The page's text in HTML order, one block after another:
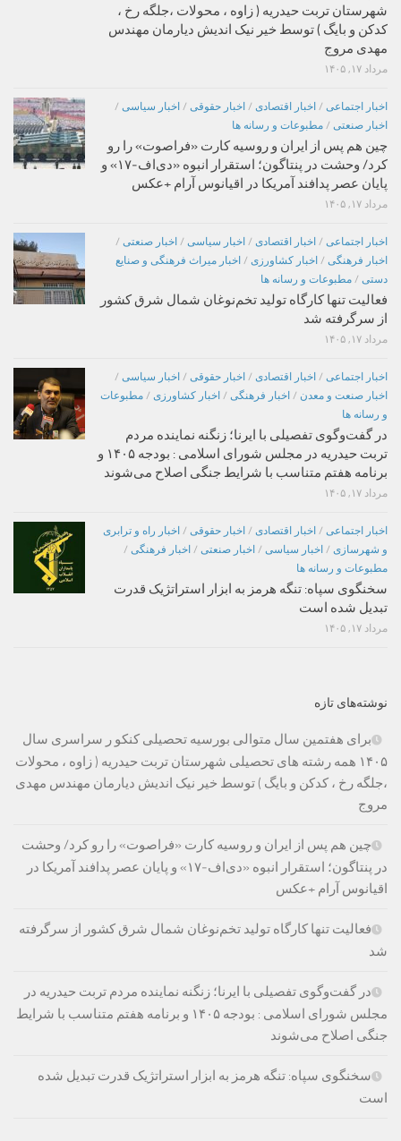
شهرستان تربت حیدریه ( زاوه ، محولات ،جلگه رخ ،
کدکن و بایگ ) توسط خیر نیک اندیش دیارمان مهندس
مهدی مروج
مرداد ۱۷, ۱۴۰۵
اخبار اجتماعی / اخبار اقتصادی / اخبار حقوقی / اخبار سیاسی /
اخبار صنعتی / مطبوعات و رسانه ها
چین هم پس از ایران و روسیه کارت «فراصوت» را رو
کرد/ وحشت در پنتاگون؛ استقرار انبوه «دی‌اف‑۱۷» و
پایان عصر پدافند آمریکا در اقیانوس آرام +عکس
مرداد ۱۷, ۱۴۰۵
اخبار اجتماعی / اخبار اقتصادی / اخبار سیاسی / اخبار صنعتی /
اخبار فرهنگی / اخبار کشاورزی / اخبار میراث فرهنگی و صنایع
دستی / مطبوعات و رسانه ها
فعالیت تنها کارگاه تولید تخم‌نوغان شمال شرق کشور
از سرگرفته شد
مرداد ۱۷, ۱۴۰۵
اخبار اجتماعی / اخبار اقتصادی / اخبار حقوقی / اخبار سیاسی /
اخبار صنعت و معدن / اخبار فرهنگی / اخبار کشاورزی / مطبوعات
و رسانه ها
در گفت‌وگوی تفصیلی با ایرنا؛ زنگنه نماینده مردم
تربت حیدریه در مجلس شورای اسلامی : بودجه ۱۴۰۵ و
برنامه هفتم متناسب با شرایط جنگی اصلاح می‌شوند
مرداد ۱۷, ۱۴۰۵
اخبار اجتماعی / اخبار اقتصادی / اخبار حقوقی / اخبار راه و ترابری
و شهرسازی / اخبار سیاسی / اخبار صنعتی / اخبار فرهنگی /
مطبوعات و رسانه ها
سخنگوی سپاه: تنگه هرمز به ابزار استراتژیک قدرت
تبدیل شده است
مرداد ۱۷, ۱۴۰۵
نوشته‌های تازه
برای هفتمین سال متوالی بورسیه تحصیلی کنکو ر سراسری سال
۱۴۰۵ همه رشته های تحصیلی شهرستان تربت حیدریه ( زاوه ، محولات
،جلگه رخ ، کدکن و بایگ ) توسط خیر نیک اندیش دیارمان مهندس مهدی
مروج
چین هم پس از ایران و روسیه کارت «فراصوت» را رو کرد/ وحشت
در پنتاگون؛ استقرار انبوه «دی‌اف‑۱۷» و پایان عصر پدافند آمریکا در
اقیانوس آرام +عکس
فعالیت تنها کارگاه تولید تخم‌نوغان شمال شرق کشور از سرگرفته
شد
در گفت‌وگوی تفصیلی با ایرنا؛ زنگنه نماینده مردم تربت حیدریه در
مجلس شورای اسلامی : بودجه ۱۴۰۵ و برنامه هفتم متناسب با شرایط
جنگی اصلاح می‌شوند
سخنگوی سپاه: تنگه هرمز به ابزار استراتژیک قدرت تبدیل شده
است